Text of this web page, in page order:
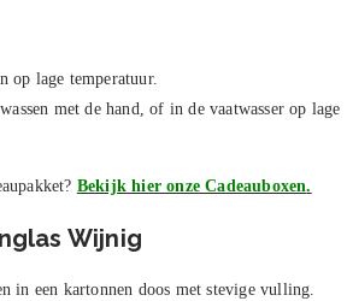
op lage temperatuur.
met de hand, of in de vaatwasser op lage
Bekijk hier onze Cadeauboxen.
Wijnig
in een kartonnen doos met stevige vulling.